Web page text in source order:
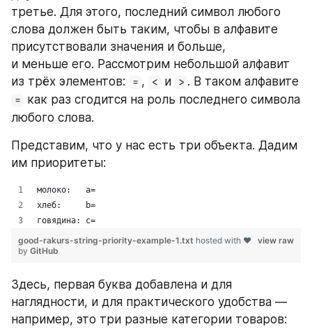
третье. Для этого, последний символ любого
слова должен быть таким, чтобы в алфавите
присутствовали значения и больше,
и меньше его. Рассмотрим небольшой алфавит
из трёх элементов:
= , < и >
= как раз сгодится на роль последнего символа
любого слова.
Представим, что у нас есть три объекта. Дадим
им приоритеты:
Здесь, первая буква добавлена и для
наглядности, и для практического удобства —
например, это три разные категории товаров: